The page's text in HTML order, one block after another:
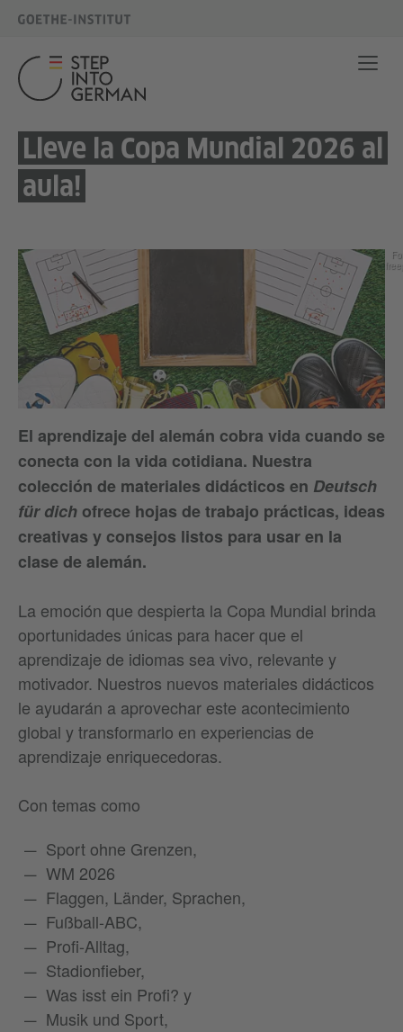
Lleve la Copa Mundial 2026 al
aula!
El aprendizaje del alemán cobra vida cuando se
conecta con la vida cotidiana. Nuestra
colección de materiales didácticos en Deutsch
für dich ofrece hojas de trabajo prácticas, ideas
creativas y consejos listos para usar en la
clase de alemán.
La emoción que despierta la Copa Mundial brinda
oportunidades únicas para hacer que el
aprendizaje de idiomas sea vivo, relevante y
motivador. Nuestros nuevos materiales didácticos
le ayudarán a aprovechar este acontecimiento
global y transformarlo en experiencias de
aprendizaje enriquecedoras.
Con temas como
Sport ohne Grenzen,
WM 2026
Flaggen, Länder, Sprachen,
Fußball-ABC,
Profi-Alltag,
Stadionfieber,
Was isst ein Profi? y
Musik und Sport,